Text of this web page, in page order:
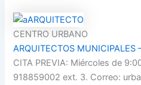
CENTRO URBANO
ARQUITECTOS MUNICIPALES
CITA PREVIA: Miércoles de
918859002 ext. 3. Correo: